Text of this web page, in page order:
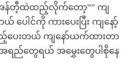
အန်တီ့ထဲထည့်လိုက်တော့”” ကျ
ေါင်ကို ကားပေးပြီး ကျနော့်
းတယ် ကျနော်ယက်ထားတာ
ည်တွေရယ် အမွှေးတွေပါစိုနေ